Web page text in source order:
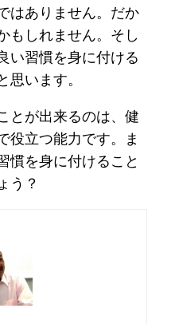
はありません。だか
もしれません。そし
い習慣を身に付ける
思います。
とが出来るのは、健
役立つ能力です。ま
慣を身に付けること
う？